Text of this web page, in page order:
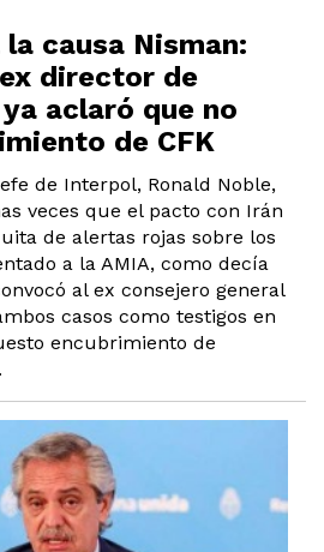
causa Nisman:
director de
aclaró que no
de CFK
de Interpol, Ronald Noble,
veces que el pacto con Irán
de alertas rojas sobre los
a la AMIA, como decía
al ex consejero general
casos como testigos en
encubrimiento de